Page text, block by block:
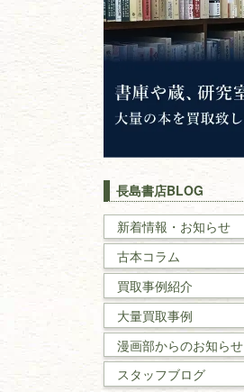
神道・神社仏閣
イスラム教
キリスト教
戦記・戦史
国文学・
理工書
数学書・物理学書
建築書
長島書店BLOG
新着情報・お知らせ
古本コラム
買取事例紹介
大量買取事例
漫画部からのお知らせ
スタッフブログ